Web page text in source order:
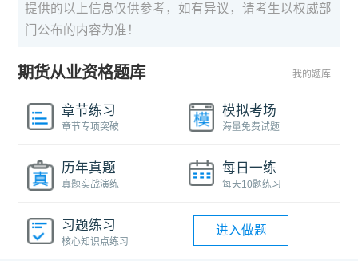
提供的以上信息仅供参考，如有异议，请考生以权威部
门公布的内容为准！
期货从业资格题库 我的题库
章节练习
章节专项突破
模拟考场
海量免费试题
历年真题
真题实战演练
每日一练
每天10题练习
习题练习
核心知识点练习
进入做题